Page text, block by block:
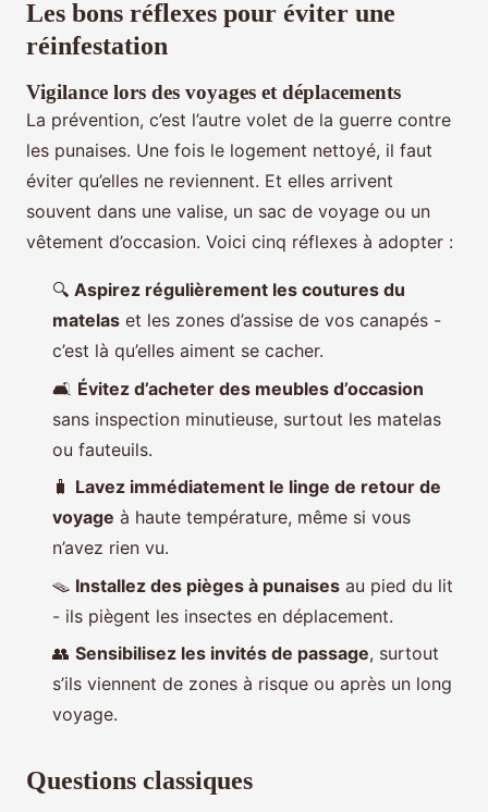
Les bons réflexes pour éviter une
réinfestation
Vigilance lors des voyages et déplacements
La prévention, c’est l’autre volet de la guerre contre
les punaises. Une fois le logement nettoyé, il faut
éviter qu’elles ne reviennent. Et elles arrivent
souvent dans une valise, un sac de voyage ou un
vêtement d’occasion. Voici cinq réflexes à adopter :
🔍 Aspirez régulièrement les coutures du
matelas et les zones d’assise de vos canapés -
c’est là qu’elles aiment se cacher.
🛋️ Évitez d’acheter des meubles d’occasion
sans inspection minutieuse, surtout les matelas
ou fauteuils.
🧳 Lavez immédiatement le linge de retour de
voyage à haute température, même si vous
n’avez rien vu.
🪤 Installez des pièges à punaises au pied du lit
- ils piègent les insectes en déplacement.
👥 Sensibilisez les invités de passage, surtout
s’ils viennent de zones à risque ou après un long
voyage.
Questions classiques